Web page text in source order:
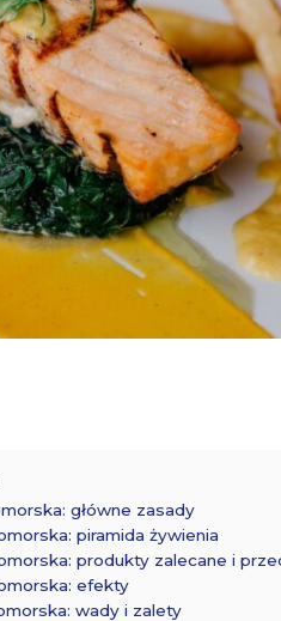
główne zasady
piramida żywienia
produkty zalecane i
efekty
wady i zalety